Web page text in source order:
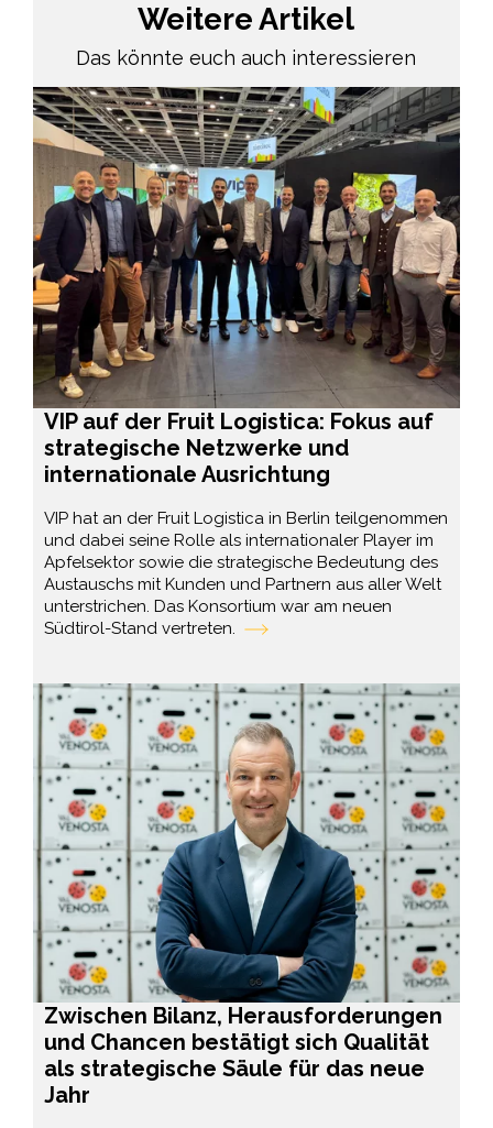
Weitere Artikel
Das könnte euch auch interessieren
VIP auf der Fruit Logistica: Fokus auf
strategische Netzwerke und
internationale Ausrichtung
VIP hat an der Fruit Logistica in Berlin teilgenommen
und dabei seine Rolle als internationaler Player im
Apfelsektor sowie die strategische Bedeutung des
Austauschs mit Kunden und Partnern aus aller Welt
unterstrichen. Das Konsortium war am neuen
Südtirol-Stand vertreten.
Zwischen Bilanz, Herausforderungen
und Chancen bestätigt sich Qualität
als strategische Säule für das neue
Jahr